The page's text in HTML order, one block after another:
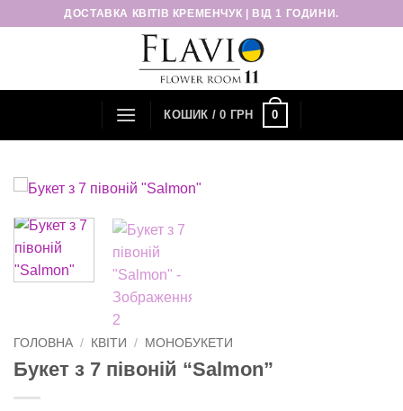
ПропуститиДОСТАВКА КВІТІВ КРЕМЕНЧУК | ВІД 1 ГОДИНИ.
КОШИК /0 ГРН 0
ГОЛОВНА / КВІТИ / МОНОБУКЕТИ
Букет з 7 півоній “Salmon”